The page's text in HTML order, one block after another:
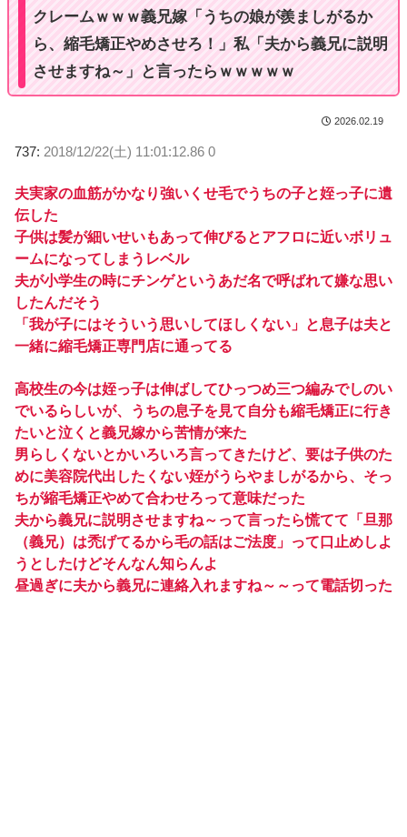
クレームｗｗｗ義兄嫁「うちの娘が羨ましがるか
ら、縮毛矯正やめさせろ！」私「夫から義兄に説明
させますね～」と言ったらｗｗｗｗｗ
2026.02.19
737: 2018/12/22(土) 11:01:12.86 0
夫実家の血筋がかなり強いくせ毛でうちの子と姪っ子に遺
伝した
子供は髪が細いせいもあって伸びるとアフロに近いボリュ
ームになってしまうレベル
夫が小学生の時にチンゲというあだ名で呼ばれて嫌な思い
したんだそう
「我が子にはそういう思いしてほしくない」と息子は夫と
一緒に縮毛矯正専門店に通ってる
高校生の今は姪っ子は伸ばしてひっつめ三つ編みでしのい
でいるらしいが、うちの息子を見て自分も縮毛矯正に行き
たいと泣くと義兄嫁から苦情が来た
男らしくないとかいろいろ言ってきたけど、要は子供のた
めに美容院代出したくない姪がうらやましがるから、そっ
ちが縮毛矯正やめて合わせろって意味だった
夫から義兄に説明させますね～って言ったら慌てて「旦那
（義兄）は禿げてるから毛の話はご法度」って口止めしよ
うとしたけどそんなん知らんよ
昼過ぎに夫から義兄に連絡入れますね～～って電話切った